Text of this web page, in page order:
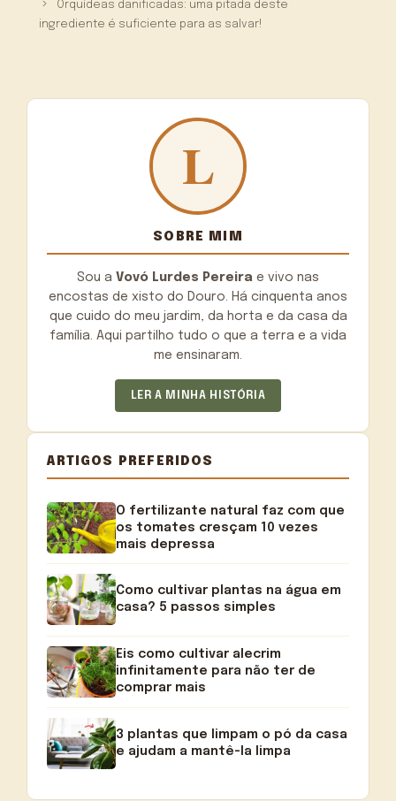
Orquídeas danificadas: uma pitada deste
ingrediente é suficiente para as salvar!
SOBRE MIM
Sou a Vovó Lurdes Pereira e vivo nas
encostas de xisto do Douro. Há cinquenta anos
que cuido do meu jardim, da horta e da casa da
família. Aqui partilho tudo o que a terra e a vida
me ensinaram.
LER A MINHA HISTÓRIA
ARTIGOS PREFERIDOS
O fertilizante natural faz com que
os tomates cresçam 10 vezes
mais depressa
Como cultivar plantas na água em
casa? 5 passos simples
Eis como cultivar alecrim
infinitamente para não ter de
comprar mais
3 plantas que limpam o pó da casa
e ajudam a mantê-la limpa